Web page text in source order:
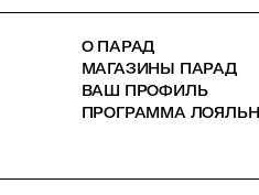
О ПАРАД
МАГАЗИНЫ ПАРАД
ВАШ ПРОФИЛЬ
ПРОГРАММА